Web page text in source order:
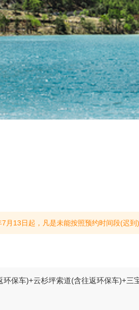
凡是未能按照预约时间段(迟到)乘坐玉龙雪山
保车)+云杉坪索道(含往返环保车)+